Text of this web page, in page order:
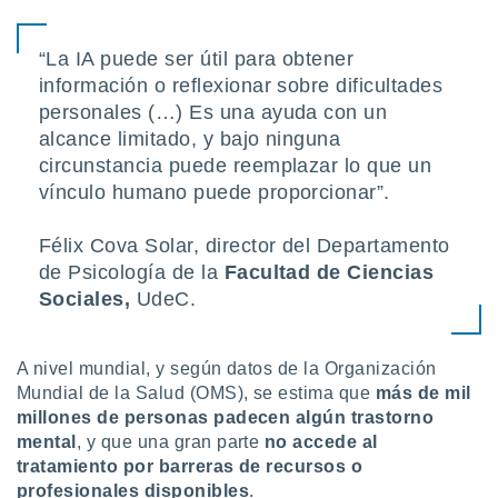
crear un
uso de
contenido
el
de
de
de
uso de
“La IA puede ser útil para obtener
información o reflexionar sobre dificultades
personales (…) Es una ayuda con un
alcance limitado, y bajo ninguna
circunstancia puede reemplazar lo que un
vínculo humano puede proporcionar”.
Félix Cova Solar, director del Departamento
de Psicología de la Facultad de Ciencias
Sociales, UdeC.
A nivel mundial, y según datos de la Organización
Mundial de la Salud (OMS), se estima que más de mil
millones de personas padecen algún trastorno
mental , y que una gran parte no accede al
tratamiento por barreras de recursos o
profesionales disponibles.